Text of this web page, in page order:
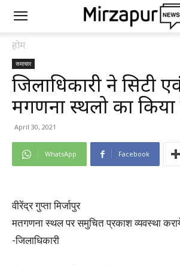
होम
समाचार
जिलाधिकारी ने सिटी
मगणना स्थलो का किया
April 30, 2021
WhatsApp Facebook
वीरेंद्र गुप्ता मिर्जापुर
मतगणना स्थल पर समुचित प्रकाश व्यवस्था
-जिलाधिकारी